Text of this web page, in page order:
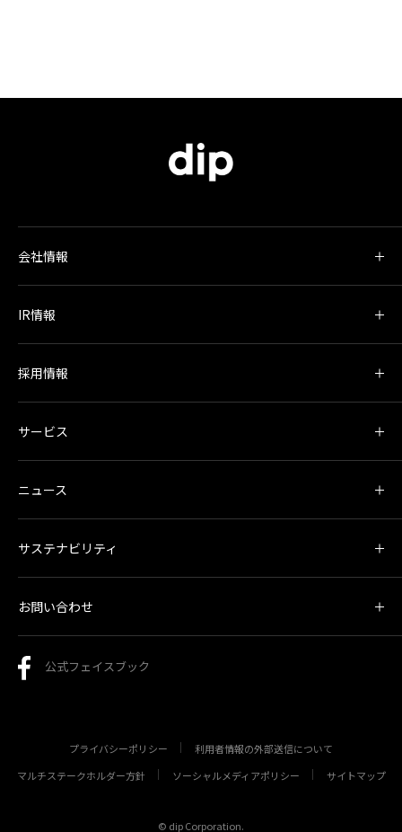
会社情報
IR情報
採用情報
サービス
ニュース
サステナビリティ
お問い合わせ
公式フェイスブック
プライバシーポリシー
利用者情報の外部送信について
マルチステークホルダー方針
ソーシャルメディアポリシー サイトマップ
© dip Corporation.